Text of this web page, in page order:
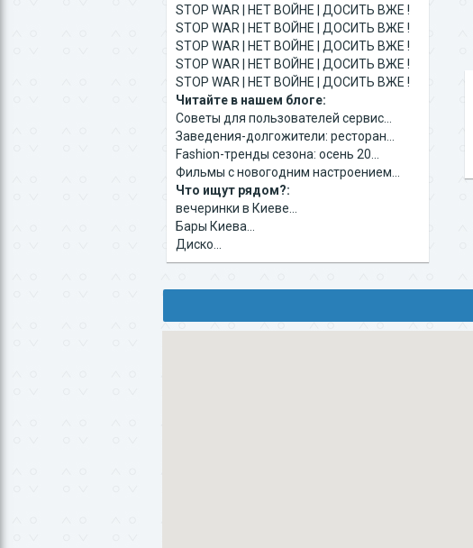
STOP WAR | НЕТ ВОЙНЕ | ДОСИТЬ ВЖЕ !
STOP WAR | НЕТ ВОЙНЕ | ДОСИТЬ ВЖЕ !
STOP WAR | НЕТ ВОЙНЕ | ДОСИТЬ ВЖЕ !
STOP WAR | НЕТ ВОЙНЕ | ДОСИТЬ ВЖЕ !
STOP WAR | НЕТ ВОЙНЕ | ДОСИТЬ ВЖЕ !
Читайте в нашем блоге:
Советы для пользователей сервис...
Заведения-долгожители: ресторан...
Fashion-тренды сезона: осень 20...
Фильмы с новогодним настроением...
Что ищут рядом?:
вечеринки в Киеве...
Бары Киева...
Диско...